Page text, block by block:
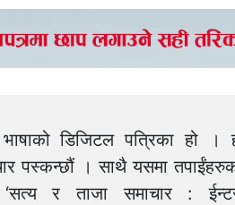
डिजिटल पत्रिका हो ।
पस्कन्छौं । साथै यसमा
‘सत्य र ताजा समाचार :